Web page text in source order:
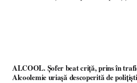
ALCOOL. Șofer beat criță, prins în
Alcoolemie uriașă descoperită de polițiști